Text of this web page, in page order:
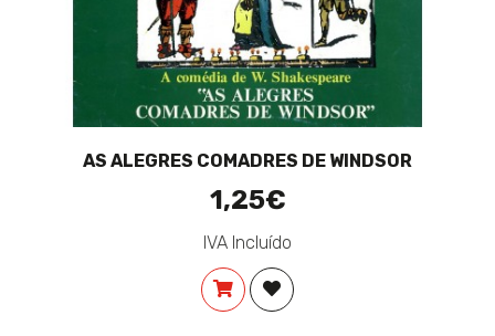
AS ALEGRES COMADRES DE WINDSOR
1,25€
IVA Incluído
COMPRARADICIONAR À LISTA DE